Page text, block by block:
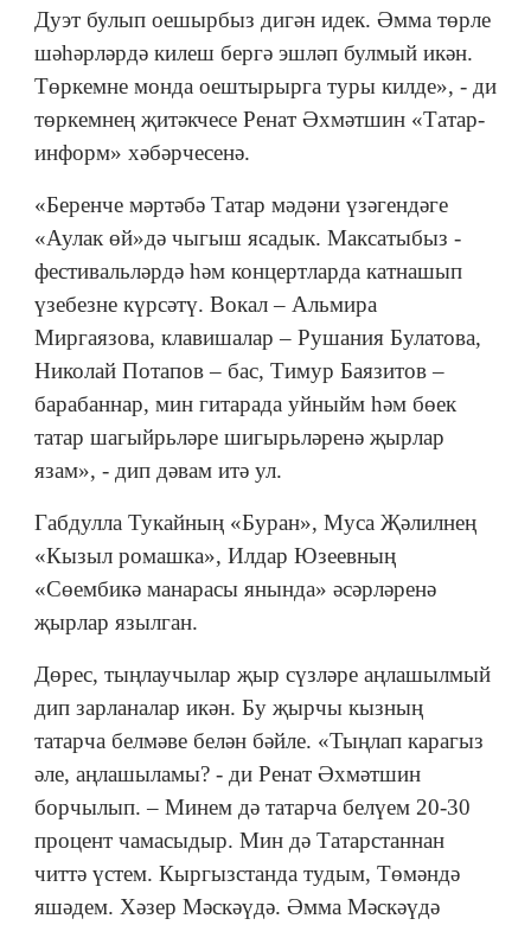
Дуэт булып оешырбыз дигән идек. Әмма төрле
шәһәрләрдә килеш бергә эшләп булмый икән.
Төркемне монда оештырырга туры килде», - ди
төркемнең җитәкчесе Ренат Әхмәтшин «Татар-
информ» хәбәрчесенә.
«Беренче мәртәбә Татар мәдәни үзәгендәге
«Аулак өй»дә чыгыш ясадык. Максатыбыз -
фестивальләрдә һәм концертларда катнашып
үзебезне күрсәтү. Вокал – Альмира
Миргаязова, клавишалар – Рушания Булатова,
Николай Потапов – бас, Тимур Баязитов –
барабаннар, мин гитарада уйныйм һәм бөек
татар шагыйрьләре шигырьләренә җырлар
язам», - дип дәвам итә ул.
Габдулла Тукайның «Буран», Муса Җәлилнең
«Кызыл ромашка», Илдар Юзеевның
«Сөембикә манарасы янында» әсәрләренә
җырлар язылган.
Дөрес, тыңлаучылар җыр сүзләре аңлашылмый
дип зарланалар икән. Бу җырчы кызның
татарча белмәве белән бәйле. «Тыңлап карагыз
әле, аңлашыламы? - ди Ренат Әхмәтшин
борчылып. – Минем дә татарча белүем 20-30
процент чамасыдыр. Мин дә Татарстаннан
читтә үстем. Кыргызстанда тудым, Төмәндә
яшәдем. Хәзер Мәскәүдә. Әмма Мәскәүдә